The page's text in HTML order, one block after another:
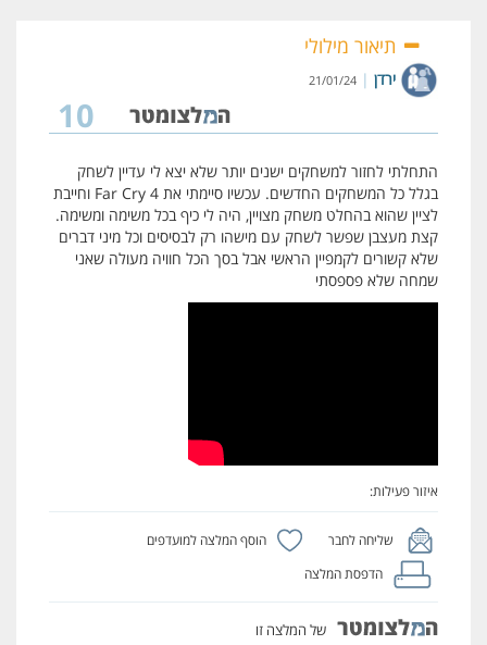
תיאור מילולי
ירדן |
21/01/24
10
התחלתי לחזור למשחקים ישנים יותר שלא יצא לי עדיין לשחק
בגלל כל המשחקים החדשים. עכשיו סיימתי את Far Cry 4 וחייבת
לציין שהוא בהחלט משחק מצויין, היה לי כיף בכל משימה ומשימה.
קצת מעצבן שפשר לשחק עם מישהו רק לבסיסים וכל מיני דברים
שלא קשורים לקמפיין הראשי אבל בסך הכל חוויה מעולה שאני
שמחה שלא פספסתי
איזור פעילות:
שליחה לחבר
הוסף המלצה למועדפים
הדפסת המלצה
של המלצה זו